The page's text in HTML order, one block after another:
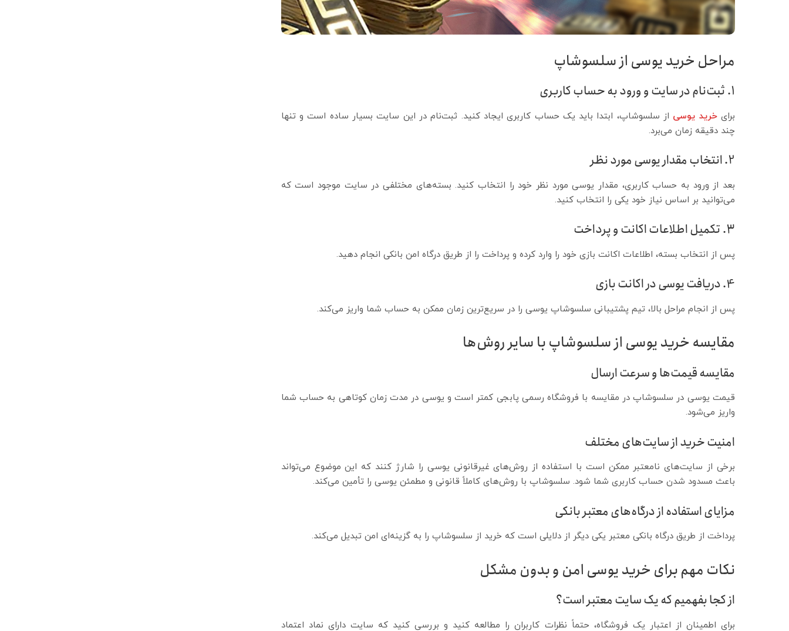
مراحل خرید یوسی از سلسوشاپ
1. ثبت‌نام در سایت و ورود به حساب کاربری
برایخرید یوسی از سلسوشاپ، ابتدا باید یک حساب کاربری ایجاد کنید. ثبت‌نام در این سایت بسیار ساده است و تنها
چند دقیقه زمان می‌برد.
2. انتخاب مقدار یوسی مورد نظر
بعد از ورود به حساب کاربری، مقدار یوسی مورد نظر خود را انتخاب کنید. بسته‌های مختلفی در سایت موجود است که
می‌توانید بر اساس نیاز خود یکی را انتخاب کنید.
3. تکمیل اطلاعات اکانت و پرداخت
پس از انتخاب بسته، اطلاعات اکانت بازی خود را وارد کرده و پرداخت را از طریق درگاه امن بانکی انجام دهید.
4. دریافت یوسی در اکانت بازی
پس از انجام مراحل بالا، تیم پشتیبانی سلسوشاپ یوسی را در سریع‌ترین زمان ممکن به حساب شما واریز می‌کند.
مقایسه خرید یوسی از سلسوشاپ با سایر روش‌ها
مقایسه قیمت‌ها و سرعت ارسال
قیمت یوسی در سلسوشاپ در مقایسه با فروشگاه رسمی پابجی کمتر است و یوسی در مدت زمان کوتاهی به حساب شما
واریز می‌شود.
امنیت خرید از سایت‌های مختلف
برخی از سایت‌های نامعتبر ممکن است با استفاده از روش‌های غیرقانونی یوسی را شارژ کنند که این موضوع می‌تواند
باعث مسدود شدن حساب کاربری شما شود. سلسوشاپ با روش‌های کاملاً قانونی و مطمئن یوسی را تأمین می‌کند.
مزایای استفاده از درگاه‌های معتبر بانکی
پرداخت از طریق درگاه بانکی معتبر یکی دیگر از دلایلی است که خرید از سلسوشاپ را به گزینه‌ای امن تبدیل می‌کند.
نکات مهم برای خرید یوسی امن و بدون مشکل
از کجا بفهمیم که یک سایت معتبر است؟
برای اطمینان از اعتبار یک فروشگاه، حتماً نظرات کاربران را مطالعه کنید و بررسی کنید که سایت دارای نماد اعتماد